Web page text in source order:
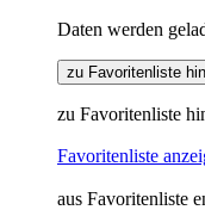
Daten werden
zu Favoritenliste
zu Favoritenliste
Favoritenliste
aus Favoritenliste